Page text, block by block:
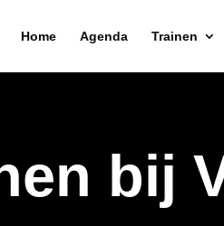
Home Agenda Trainen
bij